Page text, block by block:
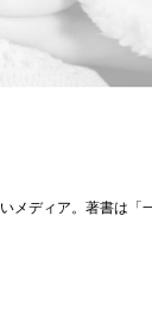
メディア。著書は「